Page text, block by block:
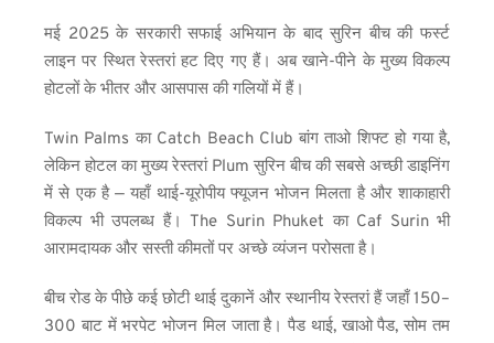
मई 2025 के सरकारी सफाई अभियान के बाद सुरिन बीच की फर्स्ट
लाइन पर स्थित रेस्तरां हट दिए गए हैं। अब खाने-पीने के मुख्य विकल्प
होटलों के भीतर और आसपास की गलियों में हैं।
Twin Palms का Catch Beach Club बांग ताओ शिफ्ट हो गया है,
लेकिन होटल का मुख्य रेस्तरां Plum सुरिन बीच की सबसे अच्छी डाइनिंग
में से एक है — यहाँ थाई-यूरोपीय फ्यूजन भोजन मिलता है और शाकाहारी
विकल्प भी उपलब्ध हैं। The Surin Phuket का Caf Surin भी
आरामदायक और सस्ती कीमतों पर अच्छे व्यंजन परोसता है।
बीच रोड के पीछे कई छोटी थाई दुकानें और स्थानीय रेस्तरां हैं जहाँ 150–
300 बाट में भरपेट भोजन मिल जाता है। पैड थाई, खाओ पैड, सोम तम